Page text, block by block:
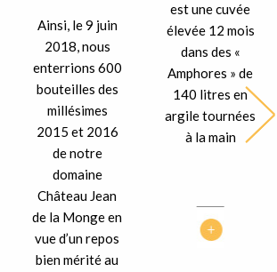
Ainsi, le 9 juin
2018, nous
enterrions 600
bouteilles des
millésimes
2015 et 2016
de notre
domaine
Château Jean
de la Monge en
vue d’un repos
bien mérité au
est une cuvée
élevée 12 mois
dans des «
Amphores » de
140 litres en
argile tournées
à la main